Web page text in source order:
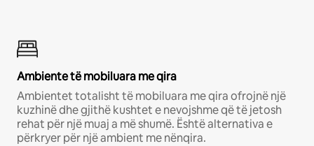
Ambiente të mobiluara me qira
Ambientet totalisht të mobiluara me qira ofrojnë një
kuzhinë dhe gjithë kushtet e nevojshme që të jetosh
rehat për një muaj a më shumë. Është alternativa e
përkryer për një ambient me nënqira.